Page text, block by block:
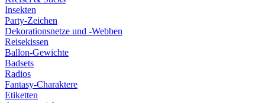
Insekten
Party-Zeichen
Dekorationsnetze und -Webben
Reisekissen
Ballon-Gewichte
Badsets
Radios
Fantasy-Charaktere
Etiketten